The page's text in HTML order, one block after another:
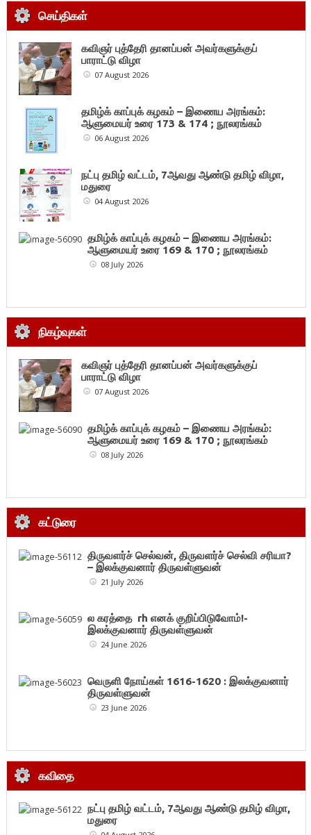
செய்திகள்
கவிஞர் புத்தேரி தானப்பன் அவர்களுக்குப்
பாராட்டு விழா
07 August 2026
தமிழ்க் காப்புக் கழகம் – இணைய அரங்கம்:
ஆளுமையர் உரை 173 & 174 ; நூலரங்கம்
06 August 2026
நட்பு தமிழ் வட்டம், 7ஆவது ஆண்டு தமிழ் விழா,
மதுரை
04 August 2026
தமிழ்க் காப்புக் கழகம் – இணைய அரங்கம்:
ஆளுமையர் உரை 169 & 170 ; நூலரங்கம்
08 July 2026
நிகழ்வுகள்
கவிஞர் புத்தேரி தானப்பன் அவர்களுக்குப்
பாராட்டு விழா
07 August 2026
தமிழ்க் காப்புக் கழகம் – இணைய அரங்கம்:
ஆளுமையர் உரை 169 & 170 ; நூலரங்கம்
08 July 2026
கட்டுரை
திருவளர்ச் செல்வன், திருவளர்ச் செல்வி சரியா?
– இலக்குவனார் திருவள்ளுவன்
21 July 2026
ல கரத்தை rh எனக் குறிப்பிடுவோம்!-
இலக்குவனார் திருவள்ளுவன்
24 June 2026
வெருளி நோய்கள் 1616-1620 : இலக்குவனார்
திருவள்ளுவன்
23 June 2026
கவிதை
நட்பு தமிழ் வட்டம், 7ஆவது ஆண்டு தமிழ் விழா,
மதுரை